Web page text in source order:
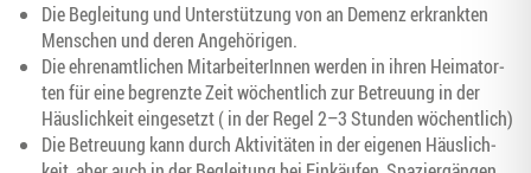
Die Beglei­tung und Unter­stüt­zung von an Demenz erkrank­ten
Men­schen und deren Angehörigen.
Die ehren­amt­li­chen Mit­ar­bei­te­rIn­nen wer­den in ihren Hei­mat­or­
ten für eine begrenz­te Zeit wöchent­lich zur Betreu­ung in der
Häus­lich­keit ein­ge­setzt ( in der Regel 2–3 Stun­den wöchentlich)
Die Betreu­ung kann durch Akti­vi­tä­ten in der eige­nen Häus­lich­